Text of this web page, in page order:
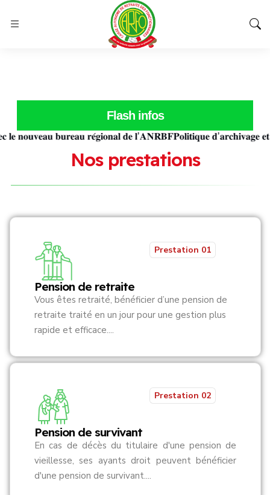
Flash infos
𝐛𝐮𝐫𝐞𝐚𝐮 𝐫𝐞́𝐠𝐢𝐨𝐧𝐚𝐥 𝐝𝐞 𝐥’𝐀𝐍𝐑𝐁𝐅𝐏𝐨𝐥𝐢𝐭𝐢𝐪𝐮𝐞 𝐝’𝐚𝐫𝐜𝐡𝐢𝐯𝐚𝐠𝐞 𝐞𝐭 𝐝𝐞
Nos prestations
Pension de retraite
Prestation 01
Vous êtes retraité, bénéficier d’une pension de
retraite traité en un jour pour une gestion plus
rapide et efficace....
Prestation 02
Pension de survivant
En cas de décès du titulaire d'une pension de
vieillesse, ses ayants droit peuvent bénéficier
d'une pension de survivant....